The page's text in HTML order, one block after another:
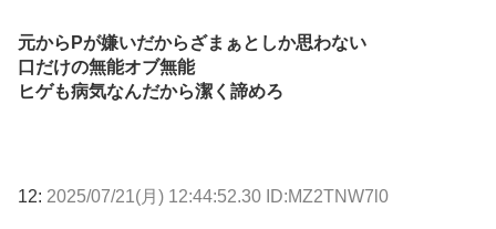
元からPが嫌いだからざまぁとしか思わない
口だけの無能オブ無能
ヒゲも病気なんだから潔く諦めろ
12: 2025/07/21(月) 12:44:52.30 ID:MZ2TNW7l0